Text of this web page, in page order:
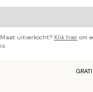
Maat uitverkocht? Klik hier om
is